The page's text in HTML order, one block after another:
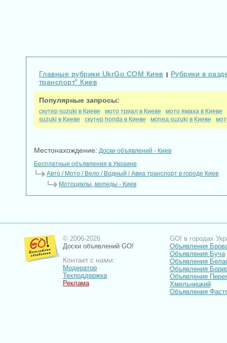
Главные рубрики UkrGo.COM Киев
Рубрики в
транспорт" Киев
Популярные запросы:
скутер suzuki в Киеве мото триал в Киеве
мото ямаха в Киеве
suzuki в Киеве
скутер honda в Киеве мопед suzuki в Киеве
Местонахождение: Доски объявлений - Киев
Бесплатные объявления в Украине
Авто / Мото / Вело / Водный / Авиа транспорт в городе Киев
Мотоциклы, мопеды - Киев
© 2006-2026
Доски объявлений GO!
Контакт с нами:
Модератор
Техподдержка
Реклама
GO! в городах
Объявления
Объявления Буча
Объявления
Объявления
Объявления
Хмельницкий
Объявления